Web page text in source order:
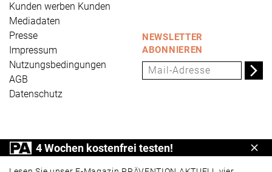
Kunden werben Kunden
Mediadaten
Presse
Impressum
Nutzungsbedingungen
AGB
Datenschutz
NEWSLETTER
ABONNIEREN
PRÄVENTION AKTUELL ist ein Produkt der Universum
Verlag GmbH, Wettinerstraße 3-5, 65189 Wiesbaden,
4 Wochen kostenfrei testen!